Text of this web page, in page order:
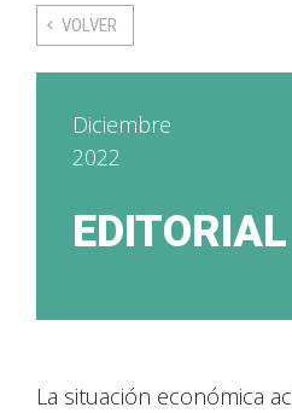
VOLVER
Diciembre
2022
EDITORIAL
La situación económica